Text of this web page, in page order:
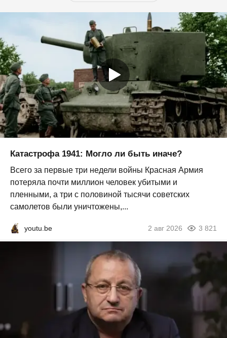
Катастрофа 1941: Могло ли быть иначе?
Всего за первые три недели войны Красная Армия
потеряла почти миллион человек убитыми и
пленными, а три с половиной тысячи советских
самолетов были уничтожены,...
youtu.be 2 авг 2026 3 821